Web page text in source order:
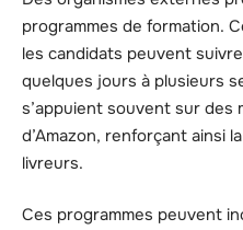
programmes de formation.
les candidats peuvent
quelques jours à plusieurs
s’appuient souvent sur des
d’Amazon, renforçant ainsi
livreurs.
Ces programmes peuvent